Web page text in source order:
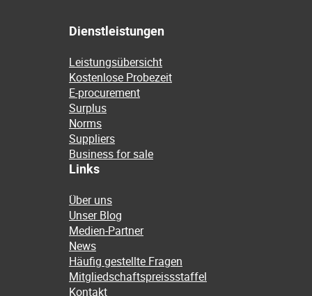
Dienstleistungen
Leistungsübersicht
Kostenlose Probezeit
E-procurement
Surplus
Norms
Suppliers
Business for sale
Links
Über uns
Unser Blog
Medien-Partner
News
Häufig gestellte Fragen
Mitgliedschaftspreissstaffel
Kontakt